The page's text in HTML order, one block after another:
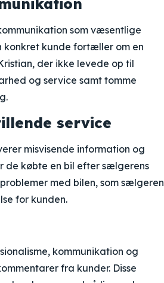
som væsentlige
konkret kunde fortæller om en
der ikke levede op til
og service samt tomme
service
misvisende information og
de købte en bil efter sælgerens
med bilen, som sælgeren
for kunden.
kommunikation og
fra kunder. Disse